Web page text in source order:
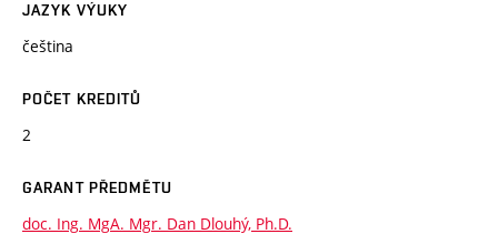
JAZYK VÝUKY
čeština
POČET KREDITŮ
2
GARANT PŘEDMĚTU
doc. Ing. MgA. Mgr. Dan Dlouhý, Ph.D.